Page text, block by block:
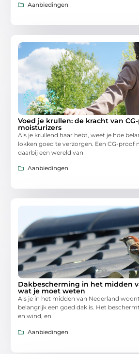
Aanbiedingen
Voed je krullen: de kracht van
moisturizers
Als je krullend haar hebt, weet je hoe
lokken goed te verzorgen. Een CG-proof
daarbij een wereld van
Aanbiedingen
Dakbescherming in het midden
wat je moet weten
Als je in het midden van Nederland
belangrijk een goed dak is. Het
en wind, en
Aanbiedingen